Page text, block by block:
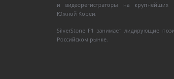
и видеорегистраторы на крупнейших
Южной Кореи.
SilverStone F1 занимает лидирующие
Российском рынке.